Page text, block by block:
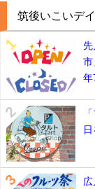
筑後いこいデ
先
市
年